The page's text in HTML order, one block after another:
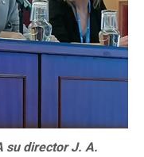
su director J. A.